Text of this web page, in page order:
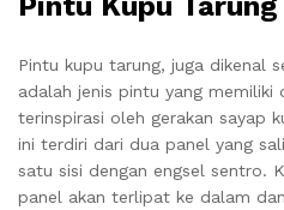
Pintu kupu tarung, juga dikenal
adalah jenis pintu yang memiliki
terinspirasi oleh gerakan sayap
ini terdiri dari dua panel yang
satu sisi dengan engsel sentro.
panel akan terlipat ke dalam